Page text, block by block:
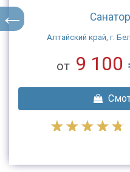
Алтайский край, г.
от 9 100